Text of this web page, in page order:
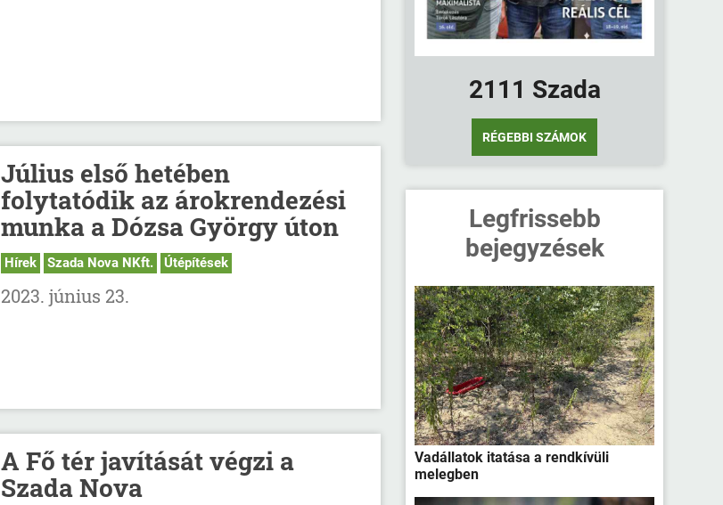
Július első hetében
folytatódik az árokrendezési
munka a Dózsa György úton
Hírek Szada Nova NKft. Útépítések
2023. június 23.
A Fő tér javítását végzi a
Szada Nova
2111 Szada
RÉGEBBI SZÁMOK
Legfrissebb
bejegyzések
Vadállatok itatása a rendkívüli
melegben